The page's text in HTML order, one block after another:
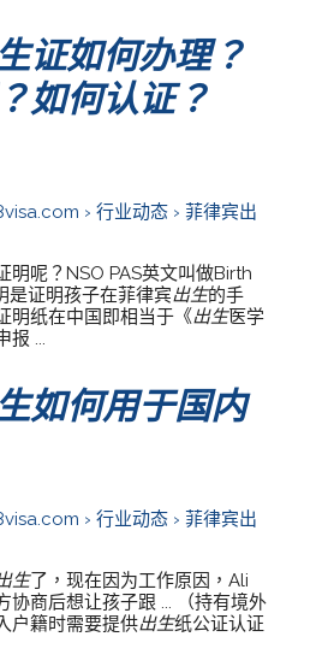
证如何办理？
如何认证？
› 行业动态 › 菲律宾出
明呢？NSO PAS英文叫做Birth
是证明孩子在菲律宾出生的手
明纸在中国即相当于《出生医学
...
如何用于国内
› 行业动态 › 菲律宾出
生了，现在因为工作原因，Ali
协商后想让孩子跟 ... （持有境外
户籍时需要提供出生纸公证认证